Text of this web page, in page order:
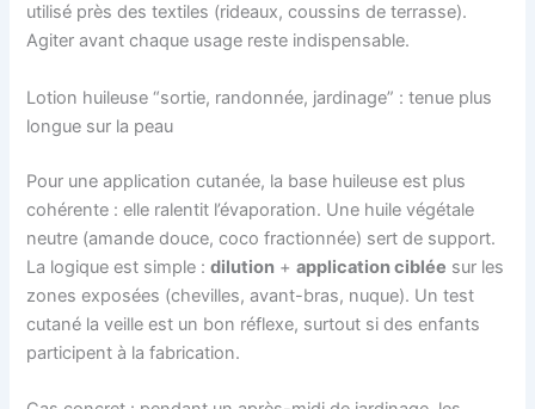
utilisé près des textiles (rideaux, coussins de terrasse).
Agiter avant chaque usage reste indispensable.
Lotion huileuse “sortie, randonnée, jardinage” : tenue plus
longue sur la peau
Pour une application cutanée, la base huileuse est plus
cohérente : elle ralentit l’évaporation. Une huile végétale
neutre (amande douce, coco fractionnée) sert de support.
La logique est simple :dilution +application ciblée sur les
zones exposées (chevilles, avant-bras, nuque). Un test
cutané la veille est un bon réflexe, surtout si des enfants
participent à la fabrication.